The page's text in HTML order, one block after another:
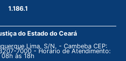
1.186.1
do Estado do Ceará
Lima, S/N. - Cambeba CEP:
7000 - Horário de Atendimento:
08h às 18h